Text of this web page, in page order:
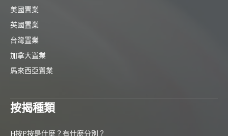
美國置業
英國置業
台灣置業
加拿大置業
馬來西亞置業
按揭種類
H按P按是什麼？有什麼分別？